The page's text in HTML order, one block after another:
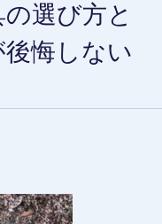
選び方と
悔しない